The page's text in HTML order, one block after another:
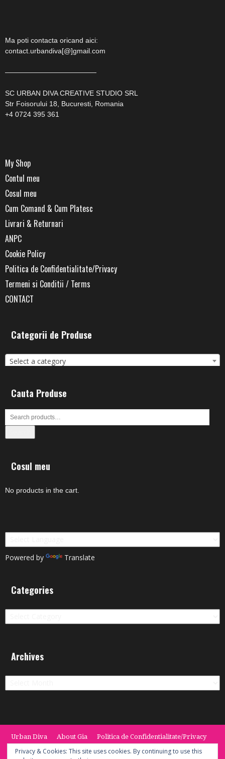
Ma poti contacta oricand aici:
contact.urbandiva[@]gmail.com
—————————————
SC URBAN DIVA CREATIVE STUDIO SRL
Str Foisorului 18, Bucuresti, Romania
+4 0724 395 361
My Shop
Contul meu
Cosul meu
Cum Comand & Cum Platesc
Livrari & Returnari
ANPC
Cookie Policy
Politica de Confidentialitate/Privacy
Termeni si Conditii / Terms
CONTACT
Categorii de Produse
Select a category
Cauta Produse
Cosul meu
No products in the cart.
Powered by Translate
Categories
Categories
Archives
Archives
Urban Diva About Gia
Politica de Confidentialitate/Privacy
Termeni si Conditii / Terms
CONTACT Cookie Policy
Privacy & Cookies: This site uses cookies. By continuing to use this